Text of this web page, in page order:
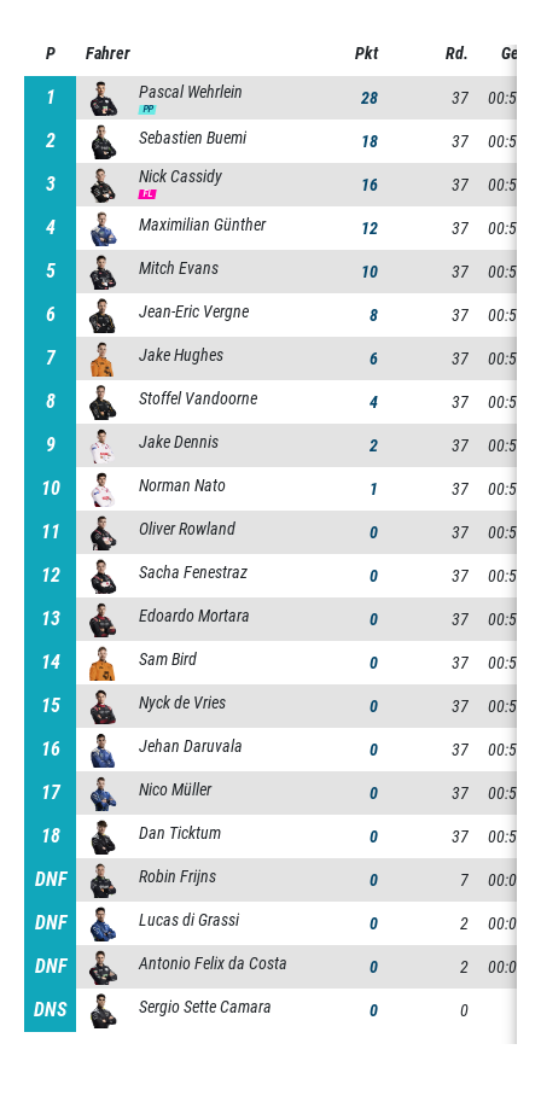
P Fahrer Pkt Rd.
1 Pascal Wehrlein
PP
28 37
2 Sebastien Buemi 18 37
3 Nick Cassidy
FL 16 37
4 Maximilian Günther 12 37
5 Mitch Evans 10 37
6 Jean-Eric Vergne 8 37
7 Jake Hughes 6 37
8 Stoffel Vandoorne 4 37
9 Jake Dennis 2 37
10 Norman Nato 1 37
11 Oliver Rowland 0 37
12 Sacha Fenestraz 0 37
13 Edoardo Mortara 0 37
14 Sam Bird 0 37
15 Nyck de Vries 0 37
16 Jehan Daruvala 0 37
17 Nico Müller 0 37
18 Dan Ticktum 0 37
DNF Robin Frijns 0 7
DNF Lucas di Grassi 0 2
DNF Antonio Felix da Costa 0 2
DNS Sergio Sette Camara 0 0
P
1
2
3
4
5
6
7
8
9
10
11
12
13
14
15
16
17
18
DNF
DNF
DNF
DNS